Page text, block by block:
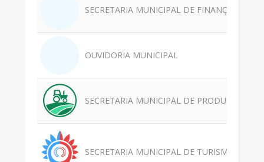
SECRETARIA MUNICIPAL DE FINANÇAS -
OUVIDORIA MUNICIPAL
SECRETARIA MUNICIPAL DE PRODUÇÃO E
SECRETARIA MUNICIPAL DE TURISMO E